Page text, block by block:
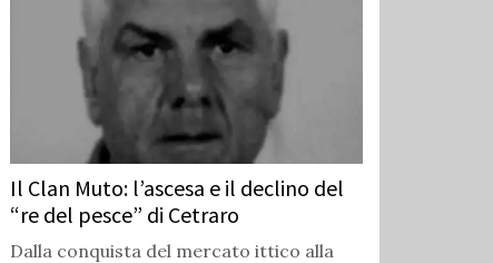
Il Clan Muto: l’ascesa e il declino del
“re del pesce” di Cetraro
Dalla conquista del mercato ittico alla